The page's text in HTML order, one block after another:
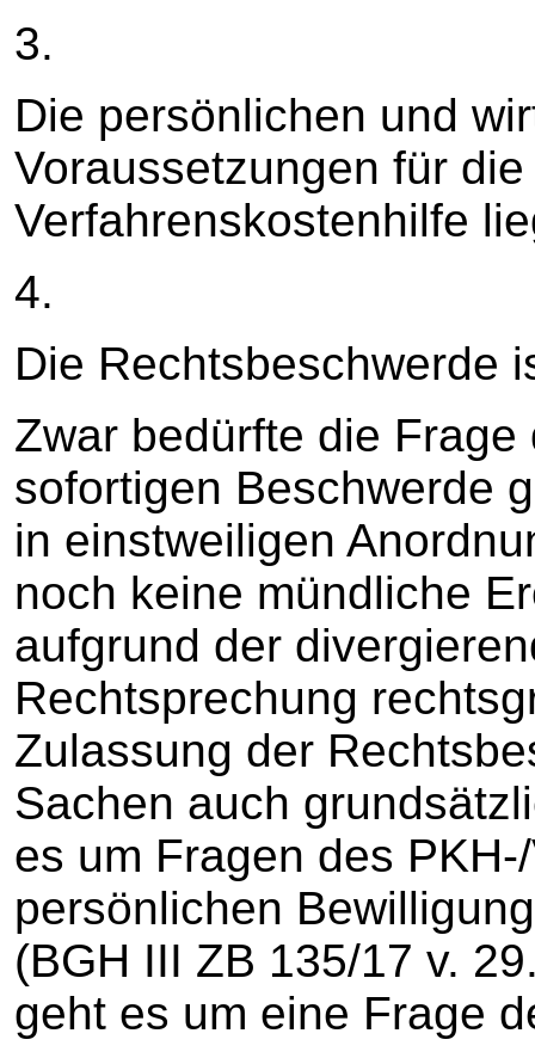
3.
Die persönlichen und
Voraussetzungen für
Verfahrenskostenhilfe
4.
Die Rechtsbeschwerde
Zwar bedürfte die
sofortigen Beschwerde
in einstweiligen
noch keine mündliche
aufgrund der
Rechtsprechung
Zulassung der
Sachen auch
es um Fragen des
persönlichen
(BGH III ZB 135/17 v.
geht es um eine Frage